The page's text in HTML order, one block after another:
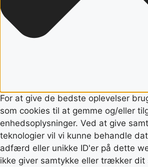
For at give de bedste oplevelser
som cookies til at gemme og/eller
enhedsoplysninger. Ved at give
teknologier vil vi kunne behandle
adfærd eller unikke ID'er på dette
ikke giver samtykke eller trækker dit